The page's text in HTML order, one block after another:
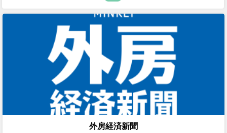
外房経済新聞